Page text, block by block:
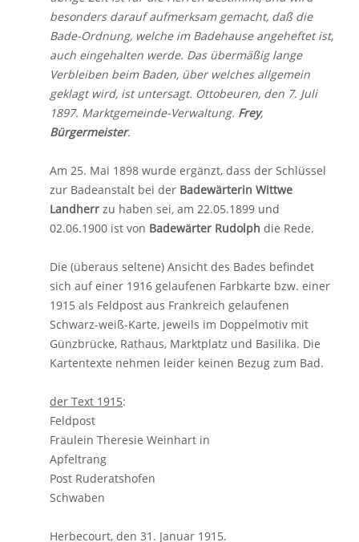
besonders darauf aufmerksam gemacht, daß die
Bade-Ordnung, welche im Badehause angeheftet ist,
auch eingehalten werde. Das übermäßig lange
Verbleiben beim Baden, über welches allgemein
geklagt wird, ist untersagt. Ottobeuren, den 7. Juli
1897. Marktgemeinde-Verwaltung. Frey,
Bürgermeister.
Am 25. Mai 1898 wurde ergänzt, dass der Schlüssel
zur Badeanstalt bei der Badewärterin Wittwe
Landherr zu haben sei, am 22.05.1899 und
02.06.1900 ist von Badewärter Rudolph die Rede.
Die (überaus seltene) Ansicht des Bades befindet
sich auf einer 1916 gelaufenen Farbkarte bzw. einer
1915 als Feldpost aus Frankreich gelaufenen
Schwarz-weiß-Karte, jeweils im Doppelmotiv mit
Günzbrücke, Rathaus, Marktplatz und Basilika. Die
Kartentexte nehmen leider keinen Bezug zum Bad.
der Text 1915:
Feldpost
Fräulein Theresie Weinhart in
Apfeltrang
Post Ruderatshofen
Schwaben
Herbecourt, den 31. Januar 1915.